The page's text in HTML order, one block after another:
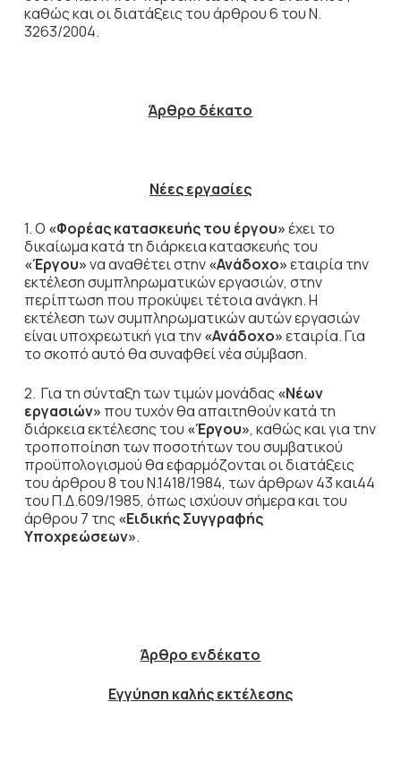
καθώς και οι διατάξεις του άρθρου 6 του Ν.
3263/2004.
Άρθρο δέκατο
Νέες εργασίες
1. Ο «Φορέας κατασκευής του έργου»έχει το
δικαίωμα κατά τη διάρκεια κατασκευής του
«Έργου»να αναθέτει στην«Ανάδοχο»εταιρία την
εκτέλεση συμπληρωματικών εργασιών, στην
περίπτωση που προκύψει τέτοια ανάγκη. Η
εκτέλεση των συμπληρωματικών αυτών εργασιών
είναι υποχρεωτική για την«Ανάδοχο»εταιρία. Για
το σκοπό αυτό θα συναφθεί νέα σύμβαση.
2. Για τη σύνταξη των τιμών μονάδας «Νέων
εργασιών» που τυχόν θα απαιτηθούν κατά τη
διάρκεια εκτέλεσης του «Έργου», καθώς και για την
τροποποίηση των ποσοτήτων του συμβατικού
προϋπολογισμού θα εφαρμόζονται οι διατάξεις
του άρθρου 8 του Ν.1418/1984, των άρθρων 43 και44
του Π.Δ.609/1985, όπως ισχύουν σήμερα και του
άρθρου 7 της «Ειδικής Συγγραφής
Υποχρεώσεων».
Άρθρο ενδέκατο
Εγγύηση καλής εκτέλεσης